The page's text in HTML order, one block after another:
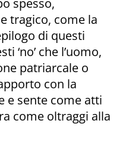
tragico, come la
di questi
‘no’ che l’uomo,
patriarcale o
con la
e sente come atti
come oltraggi alla